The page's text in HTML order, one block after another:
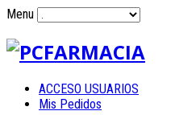
Menu
ACCESO USUARIOS
Mis Pedidos